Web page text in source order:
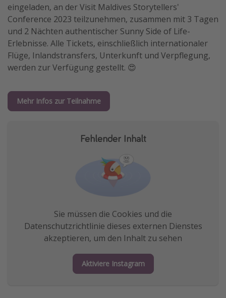
eingeladen, an der Visit Maldives Storytellers'
Conference 2023 teilzunehmen, zusammen mit 3 Tagen
und 2 Nächten authentischer Sunny Side of Life-
Erlebnisse. Alle Tickets, einschließlich internationaler
Flüge, Inlandstransfers, Unterkunft und Verpflegung,
werden zur Verfügung gestellt. 😍
Mehr Infos zur Teilnahme
Fehlender Inhalt
Sie müssen die Cookies und die
Datenschutzrichtlinie dieses externen Dienstes
akzeptieren, um den Inhalt zu sehen
Aktiviere Instagram